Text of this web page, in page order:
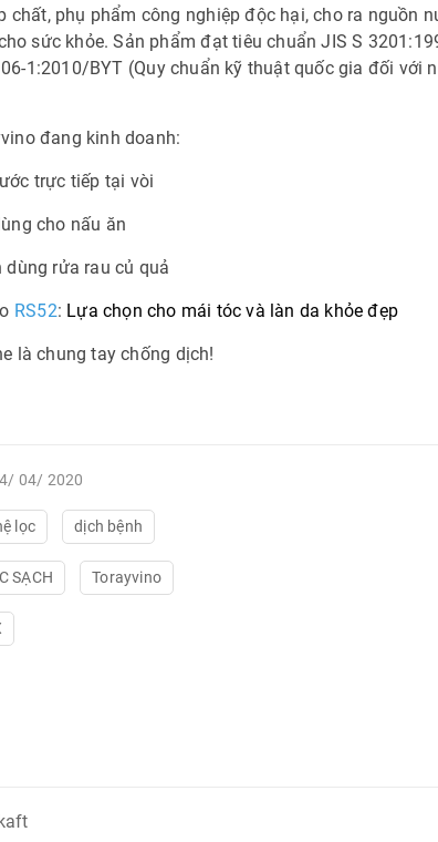
chất, phụ phẩm công nghiệp độc hại, cho ra nguồn
sức khỏe. Sản phẩm đạt tiêu chuẩn JIS S
06-1:2010/BYT (Quy chuẩn kỹ thuật quốc gia đối với
đang kinh doanh:
trực tiếp tại vòi
cho nấu ăn
dùng rửa rau củ quả
RS52: Lựa chọn cho mái tóc và làn da khỏe đẹp
là chung tay chống dịch!
04/ 2020
lọc dịch bệnh
SẠCH Torayvino